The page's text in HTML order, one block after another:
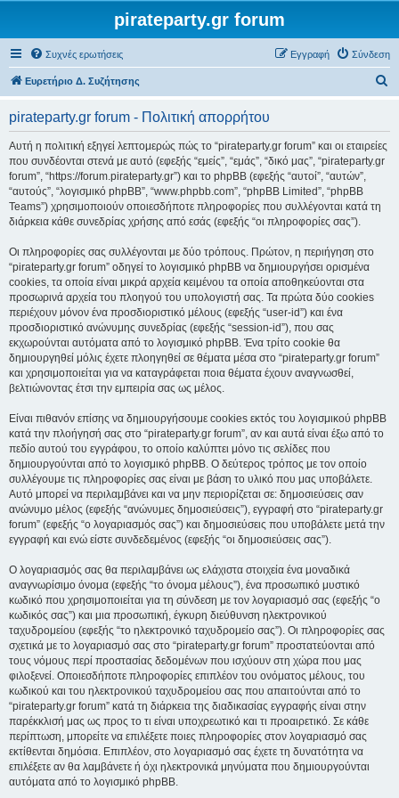
pirateparty.gr forum
Συχνές ερωτήσεις Σύνδεση
Εγγραφή
Ευρετήριο Δ. Συζήτησης
pirateparty.gr forum - Πολιτική απορρήτου
Αυτή η πολιτική εξηγεί λεπτομερώς πώς το “pirateparty.gr forum” και οι εταιρείες
που συνδέονται στενά με αυτό (εφεξής “εμείς”, “εμάς”, “δικό μας”, “pirateparty.gr
forum”, “https://forum.pirateparty.gr”) και το phpBB (εφεξής “αυτοί”, “αυτών”,
“αυτούς”, “λογισμικό phpBB”, “www.phpbb.com”, “phpBB Limited”, “phpBB
Teams”) χρησιμοποιούν οποιεσδήποτε πληροφορίες που συλλέγονται κατά τη
διάρκεια κάθε συνεδρίας χρήσης από εσάς (εφεξής “οι πληροφορίες σας”).
Οι πληροφορίες σας συλλέγονται με δύο τρόπους. Πρώτον, η περιήγηση στο
“pirateparty.gr forum” οδηγεί το λογισμικό phpBB να δημιουργήσει ορισμένα
cookies, τα οποία είναι μικρά αρχεία κειμένου τα οποία αποθηκεύονται στα
προσωρινά αρχεία του πλοηγού του υπολογιστή σας. Τα πρώτα δύο cookies
περιέχουν μόνον ένα προσδιοριστικό μέλους (εφεξής “user-id”) και ένα
προσδιοριστικό ανώνυμης συνεδρίας (εφεξής “session-id”), που σας
εκχωρούνται αυτόματα από το λογισμικό phpBB. Ένα τρίτο cookie θα
δημιουργηθεί μόλις έχετε πλοηγηθεί σε θέματα μέσα στο “pirateparty.gr forum”
και χρησιμοποιείται για να καταγράφεται ποια θέματα έχουν αναγνωσθεί,
βελτιώνοντας έτσι την εμπειρία σας ως μέλος.
Είναι πιθανόν επίσης να δημιουργήσουμε cookies εκτός του λογισμικού phpBB
κατά την πλοήγησή σας στο “pirateparty.gr forum”, αν και αυτά είναι έξω από το
πεδίο αυτού του εγγράφου, το οποίο καλύπτει μόνο τις σελίδες που
δημιουργούνται από το λογισμικό phpBB. Ο δεύτερος τρόπος με τον οποίο
συλλέγουμε τις πληροφορίες σας είναι με βάση το υλικό που μας υποβάλετε.
Αυτό μπορεί να περιλαμβάνει και να μην περιορίζεται σε: δημοσιεύσεις σαν
ανώνυμο μέλος (εφεξής “ανώνυμες δημοσιεύσεις”), εγγραφή στο “pirateparty.gr
forum” (εφεξής “ο λογαριασμός σας”) και δημοσιεύσεις που υποβάλετε μετά την
εγγραφή και ενώ είστε συνδεδεμένος (εφεξής “οι δημοσιεύσεις σας”).
Ο λογαριασμός σας θα περιλαμβάνει ως ελάχιστα στοιχεία ένα μοναδικά
αναγνωρίσιμο όνομα (εφεξής “το όνομα μέλους”), ένα προσωπικό μυστικό
κωδικό που χρησιμοποιείται για τη σύνδεση με τον λογαριασμό σας (εφεξής “ο
κωδικός σας”) και μια προσωπική, έγκυρη διεύθυνση ηλεκτρονικού
ταχυδρομείου (εφεξής “το ηλεκτρονικό ταχυδρομείο σας”). Οι πληροφορίες σας
σχετικά με το λογαριασμό σας στο “pirateparty.gr forum” προστατεύονται από
τους νόμους περί προστασίας δεδομένων που ισχύουν στη χώρα που μας
φιλοξενεί. Οποιεσδήποτε πληροφορίες επιπλέον του ονόματος μέλους, του
κωδικού και του ηλεκτρονικού ταχυδρομείου σας που απαιτούνται από το
“pirateparty.gr forum” κατά τη διάρκεια της διαδικασίας εγγραφής είναι στην
παρέκκλισή μας ως προς το τι είναι υποχρεωτικό και τι προαιρετικό. Σε κάθε
περίπτωση, μπορείτε να επιλέξετε ποιες πληροφορίες στον λογαριασμό σας
εκτίθενται δημόσια. Επιπλέον, στο λογαριασμό σας έχετε τη δυνατότητα να
επιλέξετε αν θα λαμβάνετε ή όχι ηλεκτρονικά μηνύματα που δημιουργούνται
αυτόματα από το λογισμικό phpBB.